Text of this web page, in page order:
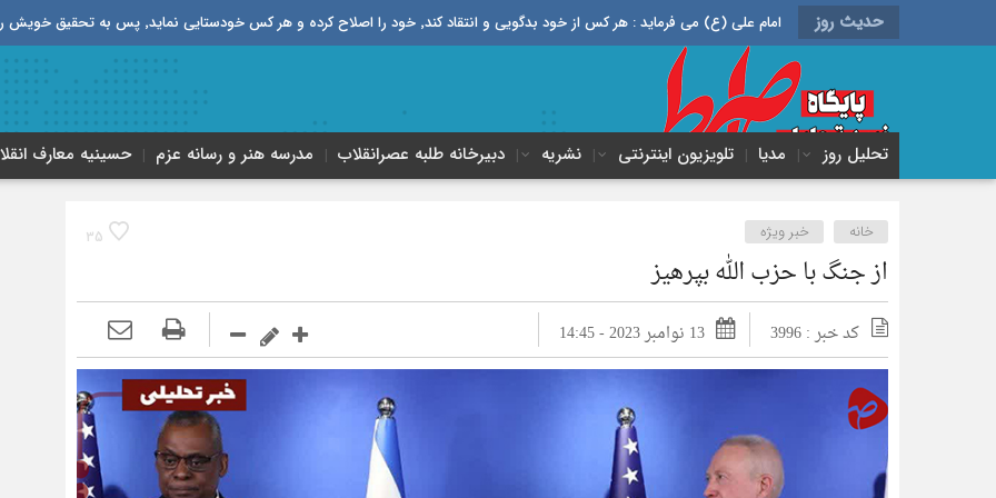
حدیث روز امام علی (ع) می فرماید : هر کس از خود بدگویی و انتقاد کند٬ خود را اصلاح کرده و هر کس خودستایی نماید٬ پس به تحقیق خویش را تباه نموده است.
تحلیل روز مدیا تلویزیون اینترنتی نشریه دبیرخانه طلبه‌ عصر‌انقلاب مدرسه هنر و رسانه عزم حسینیه معارف
35 خانه خبر ویژه
از جنگ با حزب الله بپرهیز
کد خبر : 3996 13 نوامبر 2023 - 14:45